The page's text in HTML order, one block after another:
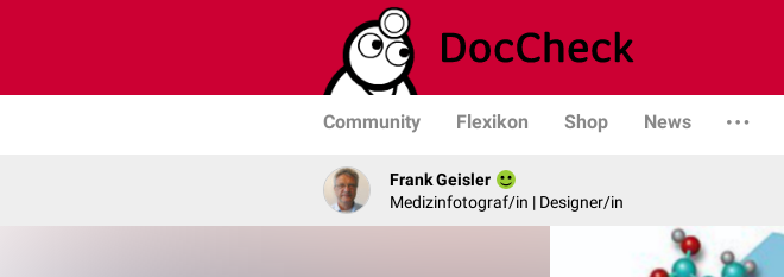
Community Flexikon Shop News
Frank Geisler
Medizinfotograf/in | Designer/in